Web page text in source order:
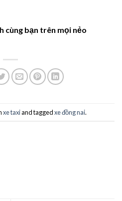
cùng bạn trên mọi nẻo
xe taxiand taggedxe đồng nai.